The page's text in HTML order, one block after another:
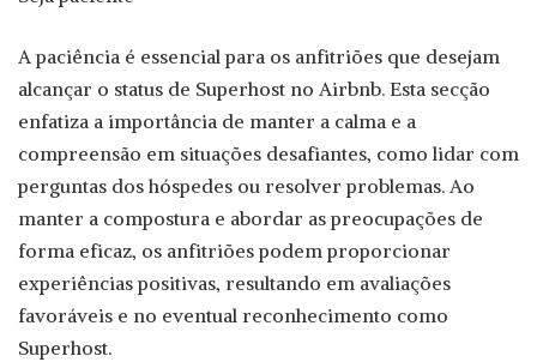
A paciência é essencial para os anfitriões que desejam
alcançar o status de Superhost no Airbnb. Esta secção
enfatiza a importância de manter a calma e a
compreensão em situações desafiantes, como lidar com
perguntas dos hóspedes ou resolver problemas. Ao
manter a compostura e abordar as preocupações de
forma eficaz, os anfitriões podem proporcionar
experiências positivas, resultando em avaliações
favoráveis e no eventual reconhecimento como
Superhost.